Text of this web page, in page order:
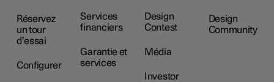
Réservez
un tour
d’essai
Configurer
Services
financiers
Garantie et
services
Design
Contest
Média
Investor
Design
Community